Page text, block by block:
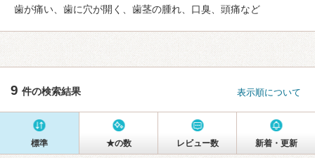
歯が痛い、歯に穴が開く、歯茎の腫れ、口臭、頭痛など
9 件の検索結果 表示順について
標準 ★の数 レビュー数 新着・更新